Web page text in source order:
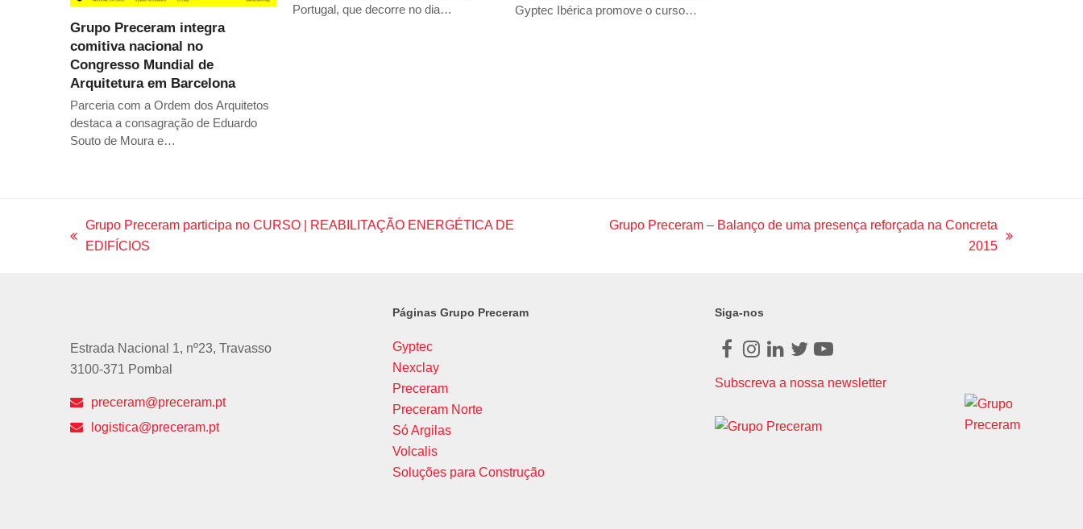
Grupo Preceram integra
comitiva nacional no
Congresso Mundial de
Arquitetura em Barcelona
Parceria com a Ordem dos Arquitetos
destaca a consagração de Eduardo
Souto de Moura e…
Portugal, que decorre no dia…
Gyptec Ibérica promove o curso…
previous
Grupo Preceram participa no CURSO | REABILITAÇÃO ENERGÉTICA DE
EDIFÍCIOS
Grupo Preceram – Balanço de uma presença reforçada na Concreta
2015
Estrada Nacional 1, nº23, Travasso
3100-371 Pombal
preceram@preceram.pt
logistica@preceram.pt
Páginas Grupo Preceram
Gyptec
Nexclay
Preceram
Preceram Norte
Só Argilas
Volcalis
Soluções para Construção
Siga-nos
Facebook
Instagram
LinkedIn
TwitterYoutube
Subscreva a nossa newsletter